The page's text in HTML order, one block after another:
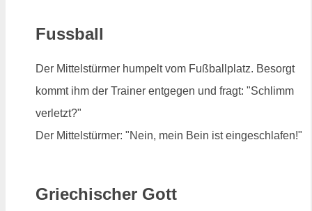
Fussball
Der Mittelstürmer humpelt vom Fußballplatz. Besorgt
kommt ihm der Trainer entgegen und fragt: "Schlimm
verletzt?"
Der Mittelstürmer: "Nein, mein Bein ist eingeschlafen!"
Griechischer Gott